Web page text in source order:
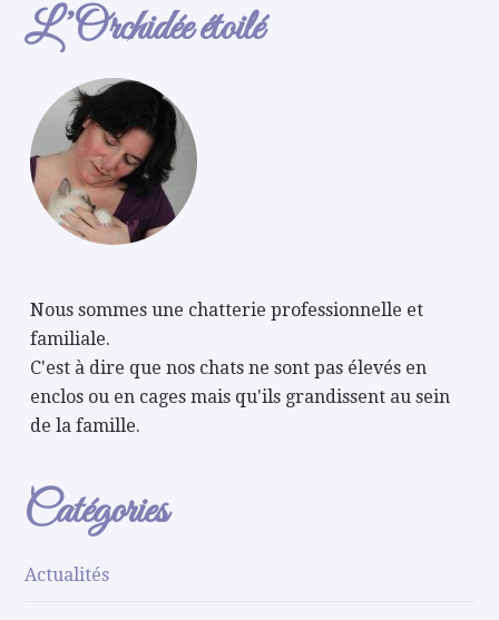
L’Orchidée étoilé
Nous sommes une chatterie professionnelle et
familiale.
C'est à dire que nos chats ne sont pas élevés en
enclos ou en cages mais qu'ils grandissent au sein
de la famille.
Catégories
Actualités